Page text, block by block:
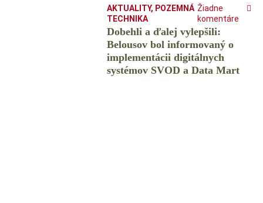
AKTUALITY, POZEMNÁ
TECHNIKA
Žiadne
komentáre
Dobehli a ďalej vylepšili:
Belousov bol informovaný o
implementácii digitálnych
systémov SVOD a Data Mart